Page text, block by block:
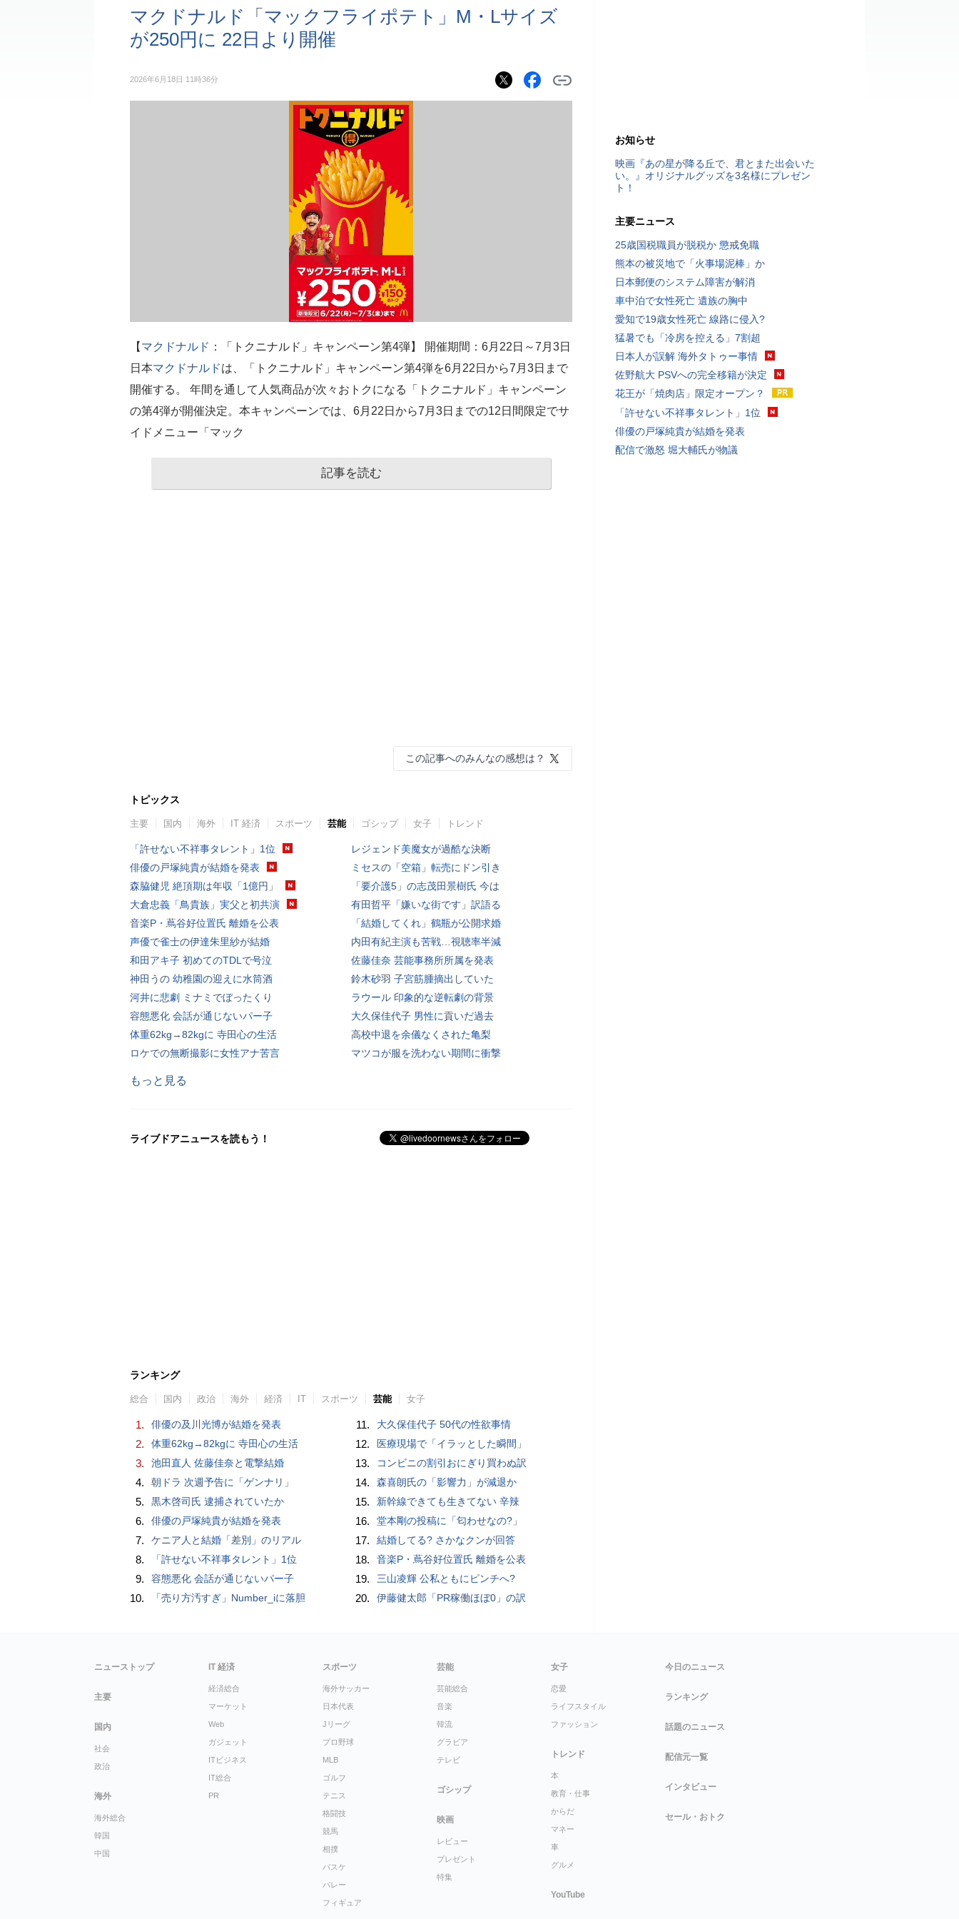
マクドナルド「マックフライポテト」M・Lサイズ
が250円に 22日より開催
2026年6月18日 11時36分
【 マクドナルド ：「トクニナルド」キャンペーン第4弾】 開催期間：6月22日～7月3日
日本マクドナルドは、「トクニナルド」キャンペーン第4弾を6月22日から7月3日まで
開催する。 年間を通して人気商品が次々おトクになる「トクニナルド」キャンペーン
の第4弾が開催決定。本キャンペーンでは、6月22日から7月3日までの12日間限定でサ
イドメニュー「マック
記事を読む
この記事へのみんなの感想は？
トピックス
主要 国内 海外 IT 経済 スポーツ 芸能 ゴシップ 女子 トレンド
「許せない不祥事タレント」1位
俳優の戸塚純貴が結婚を発表
森脇健児 絶頂期は年収「1億円」
大倉忠義「鳥貴族」実父と初共演
音楽P・蔦谷好位置氏 離婚を公表
声優で雀士の伊達朱里紗が結婚
和田アキ子 初めてのTDLで号泣
神田うの 幼稚園の迎えに水筒酒
河井に悲劇 ミナミでぼったくり
容態悪化 会話が通じないパー子
体重62kg→82kgに 寺田心の生活
ロケでの無断撮影に女性アナ苦言
レジェンド美魔女が過酷な決断
ミセスの「空箱」転売にドン引き
「要介護5」の志茂田景樹氏 今は
有田哲平「嫌いな街です」訳語る
「結婚してくれ」鶴瓶が公開求婚
内田有紀主演も苦戦…視聴率半減
佐藤佳奈 芸能事務所所属を発表
鈴木砂羽 子宮筋腫摘出していた
ラウール 印象的な逆転劇の背景
大久保佳代子 男性に貢いだ過去
高校中退を余儀なくされた亀梨
マツコが服を洗わない期間に衝撃
もっと見る
ライブドアニュースを読もう！
ランキング
総合 国内 政治 海外 経済 IT スポーツ 芸能 女子
1. 俳優の及川光博が結婚を発表
2. 体重62kg→82kgに 寺田心の生活
3. 池田直人 佐藤佳奈と電撃結婚
4. 朝ドラ 次週予告に「ゲンナリ」
5. 黒木啓司氏 逮捕されていたか
6. 俳優の戸塚純貴が結婚を発表
7. ケニア人と結婚「差別」のリアル
8. 「許せない不祥事タレント」1位
9. 容態悪化 会話が通じないパー子
10. 「売り方汚すぎ」Number_iに落胆
11. 大久保佳代子 50代の性欲事情
12. 医療現場で「イラッとした瞬間」
13. コンビニの割引おにぎり買わぬ訳
14. 森喜朗氏の「影響力」が減退か
15. 新幹線できても生きてない 辛辣
16. 堂本剛の投稿に「匂わせなの?」
17. 結婚してる? さかなクンが回答
18. 音楽P・蔦谷好位置氏 離婚を公表
19. 三山凌輝 公私ともにピンチへ?
20. 伊藤健太郎「PR稼働ほぼ0」の訳
お知らせ
映画『あの星が降る丘で、君とまた出会いた
い。』オリジナルグッズを3名様にプレゼン
ト！
主要ニュース
25歳国税職員が脱税か 懲戒免職
熊本の被災地で「火事場泥棒」か
日本郵便のシステム障害が解消
車中泊で女性死亡 遺族の胸中
愛知で19歳女性死亡 線路に侵入?
猛暑でも「冷房を控える」7割超
日本人が誤解 海外タトゥー事情
佐野航大 PSVへの完全移籍が決定
花王が「焼肉店」限定オープン？
「許せない不祥事タレント」1位
俳優の戸塚純貴が結婚を発表
配信で激怒 堀大輔氏が物議
ニューストップ
主要
国内
社会
政治
海外
海外総合
韓国
中国
IT 経済
経済総合
マーケット
Web
ガジェット
ITビジネス
IT総合
PR
スポーツ
海外サッカー
日本代表
Jリーグ
プロ野球
MLB
ゴルフ
テニス
格闘技
競馬
相撲
バスケ
バレー
フィギュア
芸能
芸能総合
音楽
韓流
グラビア
テレビ
ゴシップ
映画
レビュー
プレゼント
特集
女子
恋愛
ライフスタイル
ファッション
トレンド
本
教育・仕事
からだ
マネー
車
グルメ
YouTube
今日のニュース
ランキング
話題のニュース
配信元一覧
インタビュー
セール・おトク